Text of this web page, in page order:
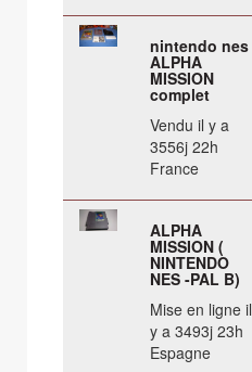
nintendo nes
ALPHA
MISSION
complet
Vendu il y a
3556j 22h
France
ALPHA
MISSION (
NINTENDO
NES -PAL B)
Mise en ligne il
y a 3493j 23h
Espagne